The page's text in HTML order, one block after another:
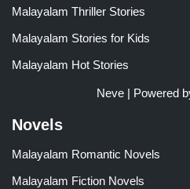
Malayalam Thriller Stories
Malayalam Stories for Kids
Malayalam Hot Stories
Neve| Powered
Novels
Malayalam Romantic Novels
Malayalam Fiction Novels